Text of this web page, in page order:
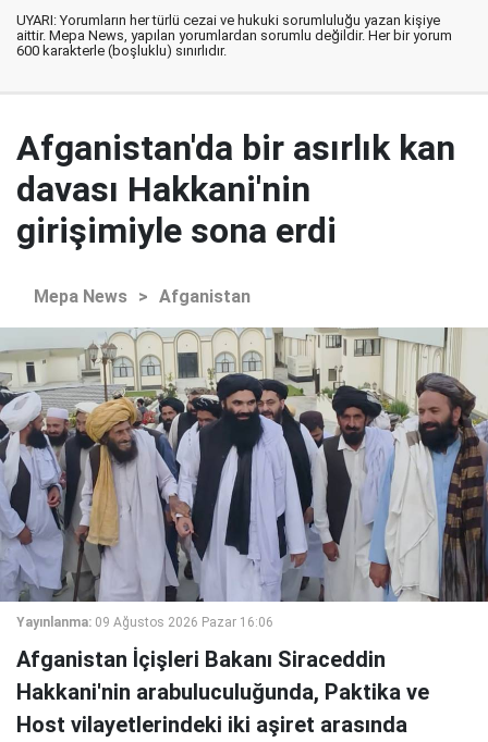
UYARI: Yorumların her türlü cezai ve hukuki sorumluluğu yazan kişiye
aittir. Mepa News, yapılan yorumlardan sorumlu değildir. Her bir yorum
600 karakterle (boşluklu) sınırlıdır.
Afganistan'da bir asırlık kan
davası Hakkani'nin
girişimiyle sona erdi
Mepa News > Afganistan
Yayınlanma: 09 Ağustos 2026 Pazar 16:06
Afganistan İçişleri Bakanı Siraceddin
Hakkani'nin arabuluculuğunda, Paktika ve
Host vilayetlerindeki iki aşiret arasında